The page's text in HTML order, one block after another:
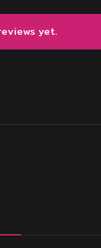
yet.